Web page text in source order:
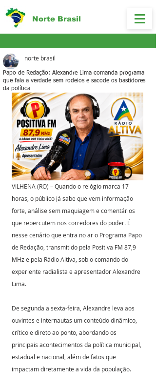
Norte Brasil
Papo de Redação: Alexandre Lima comanda programa
que fala a verdade sem rodeios e sacode os bastidores
da política
norte brasil
VILHENA (RO) – Quando o relógio marca 17
horas, o público já sabe que vem informação
forte, análise sem maquiagem e comentários
que repercutem nos corredores do poder. É
nesse cenário que entra no ar o Programa Papo
de Redação, transmitido pela Positiva FM 87,9
MHz e pela Rádio Altiva, sob o comando do
experiente radialista e apresentador Alexandre
Lima.
De segunda a sexta-feira, Alexandre leva aos
ouvintes e internautas um conteúdo dinâmico,
crítico e direto ao ponto, abordando os
principais acontecimentos da política municipal,
estadual e nacional, além de fatos que
impactam diretamente a vida da população.